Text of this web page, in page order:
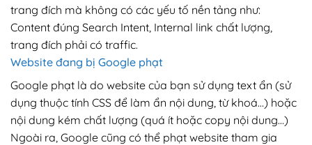
trang đích mà không có các yếu tố nền tảng như:
Content đúng Search Intent, Internal link chất lượng,
trang đích phải có traffic.
Website đang bị Google phạt
Google phạt là do website của bạn sử dụng text ẩn (sử
dụng thuộc tính CSS để làm ẩn nội dung, từ khoá…) hoặc
nội dung kém chất lượng (quá ít hoặc copy nội dung…)
Ngoài ra, Google cũng có thể phạt website tham gia